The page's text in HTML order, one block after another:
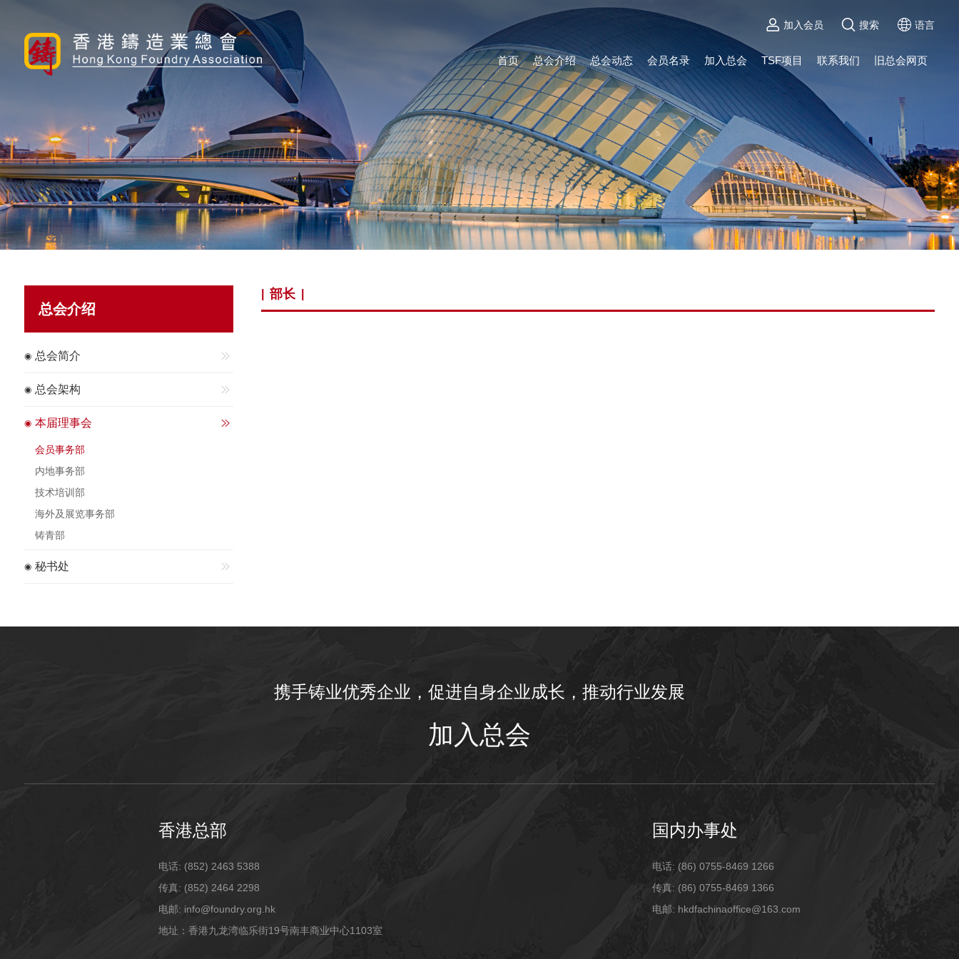
加入会员 搜索 语言
首页 总会介绍 总会动态 会员名录 加入总会 TSF项目 联系我们 旧总会网页
总会介绍
总会简介
总会架构
本届理事会
会员事务部
内地事务部
技术培训部
海外及展览事务部
铸青部
秘书处
部长|
携手铸业优秀企业，促进自身企业成长，推动行业发展
加入总会
香港总部
电话: (852) 2463 5388
传真: (852) 2464 2298
电邮: info@foundry.org.hk
地址：香港九龙湾临乐街19号南丰商业中心1103室
国内办事处
电话: (86) 0755-8469 1266
传真: (86) 0755-8469 1366
电邮: hkdfachinaoffice@163.com